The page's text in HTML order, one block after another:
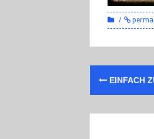
Post
EINFACH